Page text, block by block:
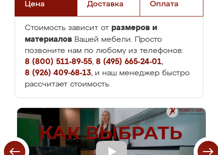
Цена Доставка Оплата
Стоимость зависит от размеров и
материалов Вашей мебели. Просто
позвоните нам по любому из телефонов:
8 (800) 511-89-55, 8 (495) 665-24-01,
8 (926) 409-68-13, и наш менеджер быстро
рассчитает стоимость.